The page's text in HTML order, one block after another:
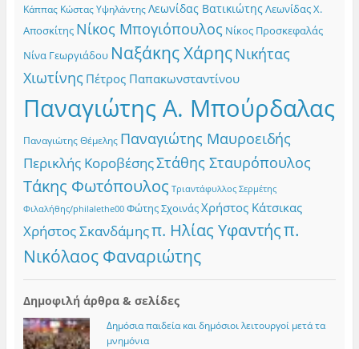
Κάππας Κώστας Υψηλάντης Λεωνίδας ΒατικιώτηςΛεωνίδας Χ.
Αποσκίτης Νίκος Μπογιόπουλος Νίκος Προσκεφαλάς
Νίνα Γεωργιάδου Ναξάκης ΧάρηςΝικήτας
Χιωτίνης Πέτρος Παπακωνσταντίνου
Παναγιώτης Α. Μπούρδαλας
Παναγιώτης Θέμελης Παναγιώτης Μαυροειδής
Περικλής ΚοροβέσηςΣτάθης Σταυρόπουλος
Τάκης Φωτόπουλος Τριαντάφυλλος Σερμέτης
Φιλαλήθης/philalethe00 Φώτης ΣχοινάςΧρήστος Κάτσικας
Χρήστος Σκανδάμηςπ. Ηλίας Υφαντήςπ.
Νικόλαος Φαναριώτης
Δημοφιλή άρθρα & σελίδες
Δημόσια παιδεία και δημόσιοι λειτουργοί μετά τα
μνημόνια